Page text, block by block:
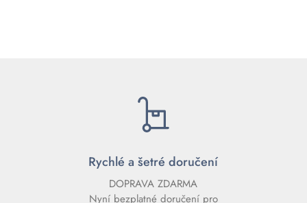
Rychlé a šetré doručení
DOPRAVA ZDARMA
Nyní bezplatné doručení pro